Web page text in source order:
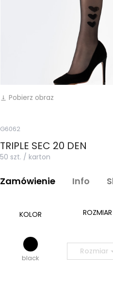
vertical_align_bottom Pobierz obraz
G6062
TRIPLE SEC 20 DEN
50 szt. / karton
Zamówienie Info
KOLOR ROZMIAR
black
Rozmiar